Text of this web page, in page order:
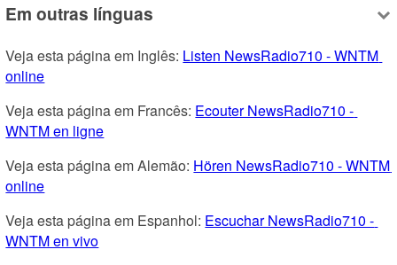
Em outras línguas
Veja esta página em Inglês: Listen NewsRadio710 - WNTM
online
Veja esta página em Francês: Ecouter NewsRadio710 -
WNTM en ligne
Veja esta página em Alemão: Hören NewsRadio710 - WNTM
online
Veja esta página em Espanhol: Escuchar NewsRadio710 -
WNTM en vivo